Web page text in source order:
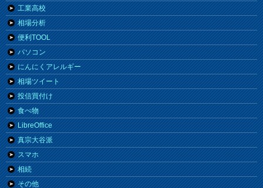
工業高校
相場分析
便利TOOL
パソコン
にんにくアレルギー
相場ツイート
投信買付け
食べ物
LibreOffice
真宗大谷派
スマホ
相続
その他